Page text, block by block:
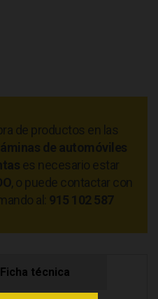
de productos en las
de automóviles
es necesario estar
, o puede contactar con
al: 915 102 587
Ficha técnica